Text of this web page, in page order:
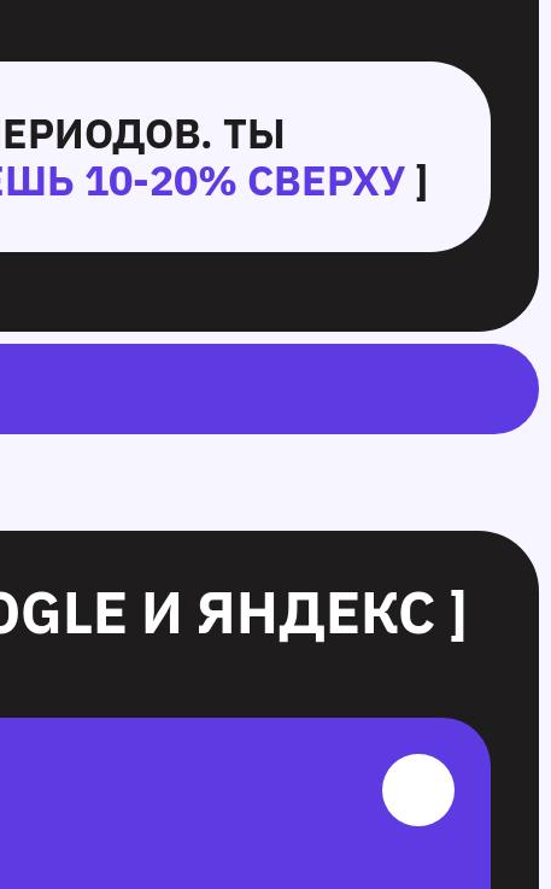
ТЫ
10-20% СВЕРХУ ]
И ЯНДЕКС ]